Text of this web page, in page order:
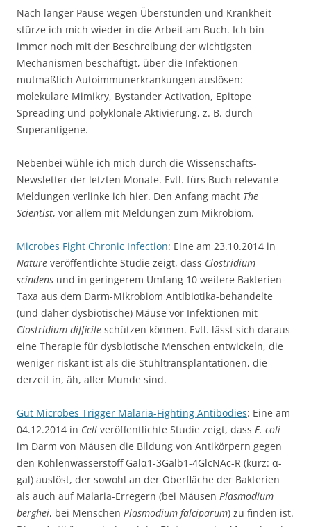
Nach langer Pause wegen Überstunden und Krankheit
stürze ich mich wieder in die Arbeit am Buch. Ich bin
immer noch mit der Beschreibung der wichtigsten
Mechanismen beschäftigt, über die Infektionen
mutmaßlich Autoimmunerkrankungen auslösen:
molekulare Mimikry, Bystander Activation, Epitope
Spreading und polyklonale Aktivierung, z. B. durch
Superantigene.
Nebenbei wühle ich mich durch die Wissenschafts-
Newsletter der letzten Monate. Evtl. fürs Buch relevante
Meldungen verlinke ich hier. Den Anfang macht The
Scientist, vor allem mit Meldungen zum Mikrobiom.
Microbes Fight Chronic Infection: Eine am 23.10.2014 in
Nature veröffentlichte Studie zeigt, dass Clostridium
scindens und in geringerem Umfang 10 weitere Bakterien-
Taxa aus dem Darm-Mikrobiom Antibiotika-behandelte
(und daher dysbiotische) Mäuse vor Infektionen mit
Clostridium difficile schützen können. Evtl. lässt sich daraus
eine Therapie für dysbiotische Menschen entwickeln, die
weniger riskant ist als die Stuhltransplantationen, die
derzeit in, äh, aller Munde sind.
Gut Microbes Trigger Malaria-Fighting Antibodies: Eine am
04.12.2014 in Cell veröffentlichte Studie zeigt, dass E. coli
im Darm von Mäusen die Bildung von Antikörpern gegen
den Kohlenwasserstoff Galα1-3Galb1-4GlcNAc-R (kurz: α-
gal) auslöst, der sowohl an der Oberfläche der Bakterien
als auch auf Malaria-Erregern (bei Mäusen Plasmodium
berghei, bei Menschen Plasmodium falciparum) zu finden ist.